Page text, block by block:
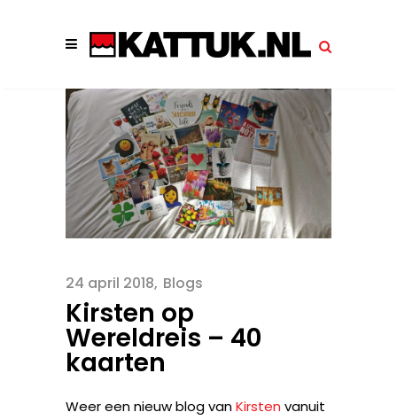
24 april 2018 Blogs
Kirsten op
Wereldreis – 40
kaarten
Weer een nieuw blog vanKirsten vanuit